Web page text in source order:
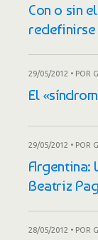
Con o sin
redefinirse
29/05/2012 • POR
El
29/05/2012 • POR
Argentina:
Beatriz
28/05/2012 • POR